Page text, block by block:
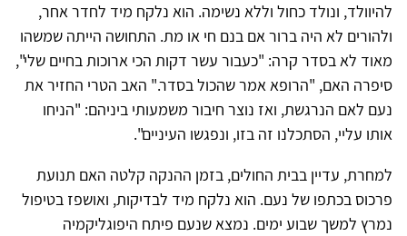
להיוולד, ונולד כחול וללא נשימה. הוא נלקח מיד לחדר אחר,
ולהורים לא היה ברור אם בנם חי או מת. התחושה הייתה שמשהו
מאוד לא בסדר קרה: "כעבור עשר דקות הכי ארוכות בחיים שלי",
סיפרה האם, "הרופא אמר שהכול בסדר." האב הטרי החזיר את
נעם לאם הנרגשת, ואז נוצר חיבור משמעותי ביניהם: "הניחו
אותו עליי, הסתכלנו זה בזו, ונפגשו העיניים".
למחרת, עדיין בבית החולים, בזמן ההנקה קלטה האם תנועת
פרכוס בכתפו של נעם. הוא נלקח מיד לבדיקות, ואושפז בטיפול
נמרץ למשך שבוע ימים. נמצא שנעם פיתח היפוגליקמיה